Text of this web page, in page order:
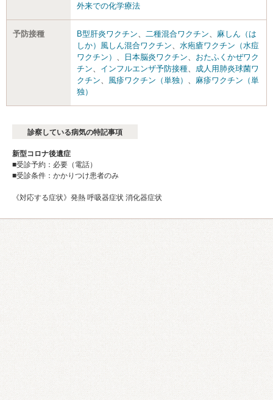
外来での化学療法
予防接種 B型肝炎ワクチン 二種混合ワクチン
麻しん（は
しか）風しん混合ワクチン
水疱瘡ワクチン（水痘
ワクチン）
日本脳炎ワクチン
おたふくかぜワク
チン
インフルエンザ予防接種
成人用肺炎球菌ワ
クチン
風疹ワクチン（単独）
麻疹ワクチン（単
独）
診察している病気の特記事項
新型コロナ後遺症
■受診予約：必要（電話）
■受診条件：かかりつけ患者のみ
《対応する症状》発熱 呼吸器症状 消化器症状